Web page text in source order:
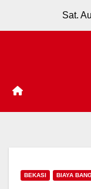
Sat.
BEKASI BIAYA